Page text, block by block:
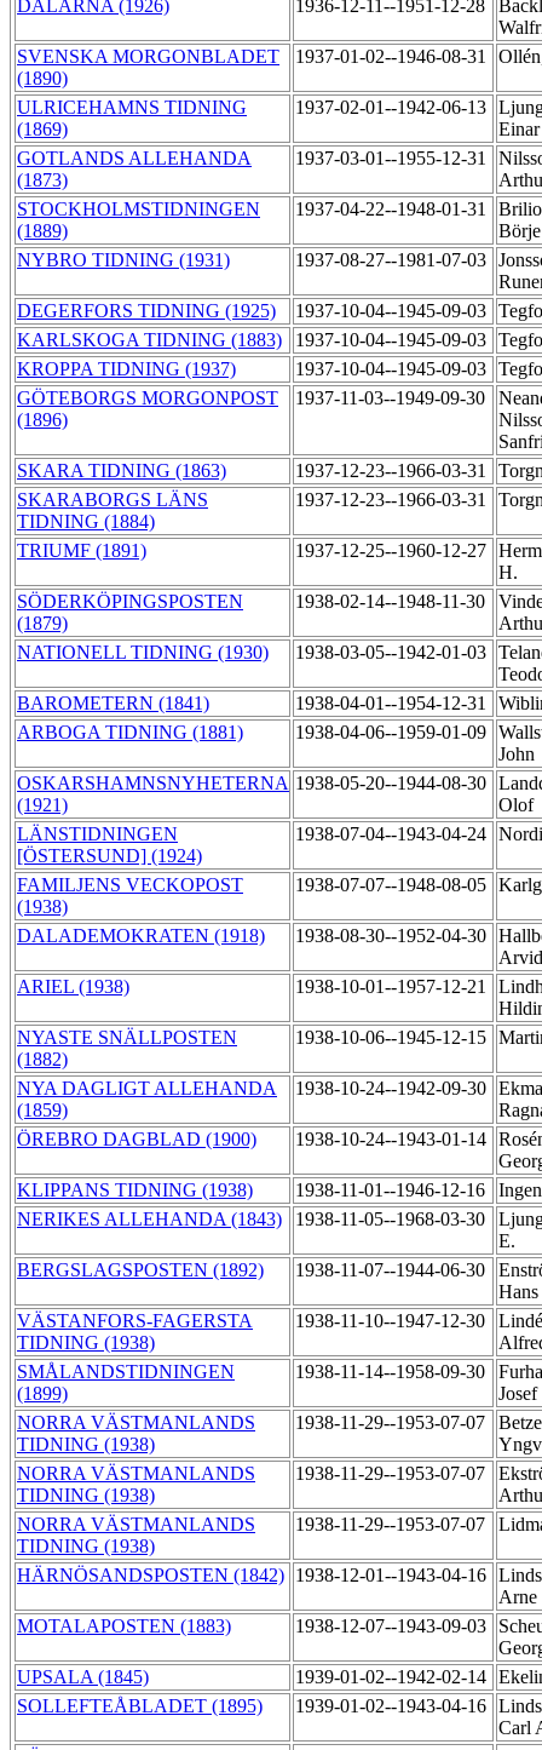
DALARNA (1926)
1936-12-11--1951-12-28
SVENSKA MORGONBLADET
(1890)
1937-01-02--1946-08-31
ULRICEHAMNS TIDNING
(1869)
1937-02-01--1942-06-13
GOTLANDS ALLEHANDA
(1873)
1937-03-01--1955-12-31
STOCKHOLMSTIDNINGEN
(1889)
1937-04-22--1948-01-31
NYBRO TIDNING (1931)
1937-08-27--1981-07-03
DEGERFORS TIDNING (1925)
1937-10-04--1945-09-03
KARLSKOGA TIDNING (1883)
1937-10-04--1945-09-03
KROPPA TIDNING (1937)
1937-10-04--1945-09-03
GÖTEBORGS MORGONPOST
(1896)
1937-11-03--1949-09-30
SKARA TIDNING (1863)
1937-12-23--1966-03-31
SKARABORGS LÄNS
TIDNING (1884)
1937-12-23--1966-03-31
TRIUMF (1891) 1937-12-25--1960-12-27
H.
SÖDERKÖPINGSPOSTEN
(1879)
1938-02-14--1948-11-30
NATIONELL TIDNING (1930)
1938-03-05--1942-01-03
BAROMETERN (1841)
1938-04-01--1954-12-31
ARBOGA TIDNING (1881)
1938-04-06--1959-01-09
John
OSKARSHAMNSNYHETERNA
(1921)
1938-05-20--1944-08-30
Olof
LÄNSTIDNINGEN
[ÖSTERSUND] (1924)
1938-07-04--1943-04-24
FAMILJENS VECKOPOST
(1938)
1938-07-07--1948-08-05
DALADEMOKRATEN (1918) 1938-08-30--1952-04-30
ARIEL (1938)
1938-10-01--1957-12-21
NYASTE SNÄLLPOSTEN
(1882)
1938-10-06--1945-12-15
NYA DAGLIGT ALLEHANDA
(1859)
1938-10-24--1942-09-30
ÖREBRO DAGBLAD (1900)
1938-10-24--1943-01-14
KLIPPANS TIDNING (1938)
1938-11-01--1946-12-16
NERIKES ALLEHANDA (1843)
1938-11-05--1968-03-30
E.
BERGSLAGSPOSTEN (1892)
1938-11-07--1944-06-30
Hans
VÄSTANFORS-FAGERSTA
TIDNING (1938)
1938-11-10--1947-12-30
SMÅLANDSTIDNINGEN
(1899)
1938-11-14--1958-09-30
Josef
NORRA VÄSTMANLANDS
TIDNING (1938)
1938-11-29--1953-07-07
NORRA VÄSTMANLANDS
TIDNING (1938)
1938-11-29--1953-07-07
NORRA VÄSTMANLANDS
TIDNING (1938)
1938-11-29--1953-07-07
HÄRNÖSANDSPOSTEN (1842) 1938-12-01--1943-04-16
Arne
MOTALAPOSTEN (1883)
1938-12-07--1943-09-03
UPSALA (1845)
1939-01-02--1942-02-14
SOLLEFTEÅBLADET (1895)
1939-01-02--1943-04-16
Carl